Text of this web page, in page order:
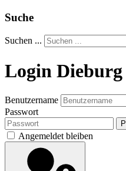
Suche
Suchen ...
Login
Benutzername
Passwort
Angemeldet bleiben